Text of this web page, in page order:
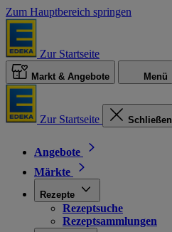
Zum Hauptbereich springen
Zur Startseite
Markt & Angebote Menü
Zur Startseite Schließen
Angebote
Märkte
Rezepte
Rezeptsuche
Rezeptsammlungen